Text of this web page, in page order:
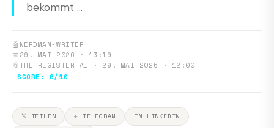
bekommt ...
🤖 NERDMAN-WRITER
📅29. MAI 2026 · 13:19
📎 THE REGISTER AI · 29. MAI 2026 · 12:00
SCORE: 6/10
𝕏 TEILEN ✈ TELEGRAM
IN LINKEDIN